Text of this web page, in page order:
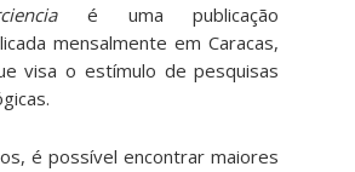
é uma publicação
mensalmente em Caracas,
visa o estímulo de pesquisas
é possível encontrar maiores